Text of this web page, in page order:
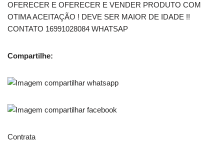
OFERECER E OFERECER E VENDER PRODUTO COM
OTIMA ACEITAÇÃO ! DEVE SER MAIOR DE IDADE !!
CONTATO 16991028084 WHATSAP
Compartilhe:
Contrata